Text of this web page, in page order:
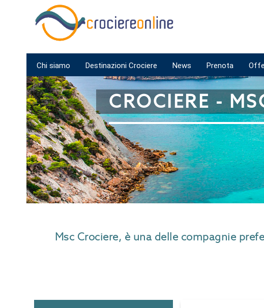
Chi siamo Destinazioni Crociere News Prenota
CROCIERE -
Msc Crociere, è una delle compagnie